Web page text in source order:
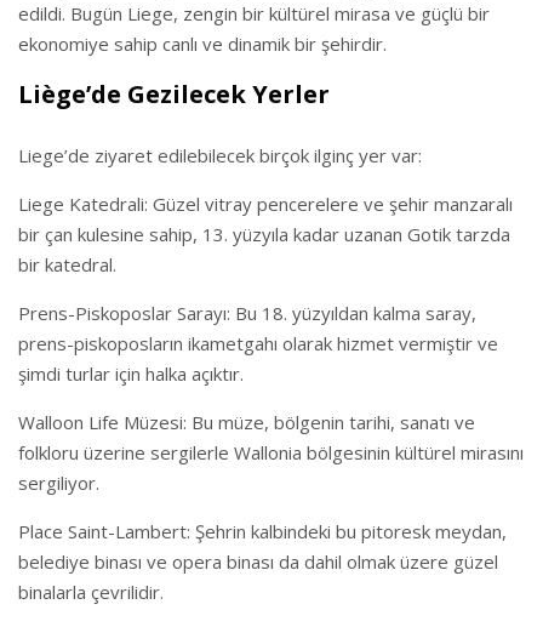
edildi. Bugün Liege, zengin bir kültürel mirasa ve güçlü bir
ekonomiye sahip canlı ve dinamik bir şehirdir.
Liège’de Gezilecek Yerler
Liege’de ziyaret edilebilecek birçok ilginç yer var:
Liege Katedrali: Güzel vitray pencerelere ve şehir manzaralı
bir çan kulesine sahip, 13. yüzyıla kadar uzanan Gotik tarzda
bir katedral.
Prens-Piskoposlar Sarayı: Bu 18. yüzyıldan kalma saray,
prens-piskoposların ikametgahı olarak hizmet vermiştir ve
şimdi turlar için halka açıktır.
Walloon Life Müzesi: Bu müze, bölgenin tarihi, sanatı ve
folkloru üzerine sergilerle Wallonia bölgesinin kültürel mirasını
sergiliyor.
Place Saint-Lambert: Şehrin kalbindeki bu pitoresk meydan,
belediye binası ve opera binası da dahil olmak üzere güzel
binalarla çevrilidir.